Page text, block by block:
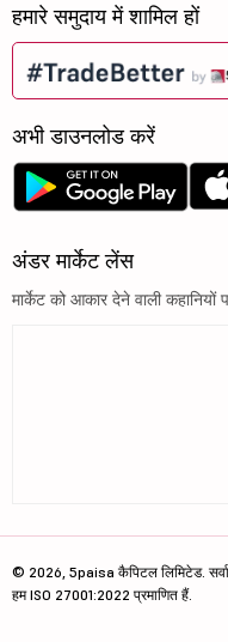
हमारे समुदाय में शामिल हों
अभी डाउनलोड करें
अंडर मार्केट लेंस
मार्केट को आकार देने वाली कहानियों
© 2026, 5paisa कैपिटल लिमिटेड.
हम ISO 27001:2022 प्रमाणित हैं.